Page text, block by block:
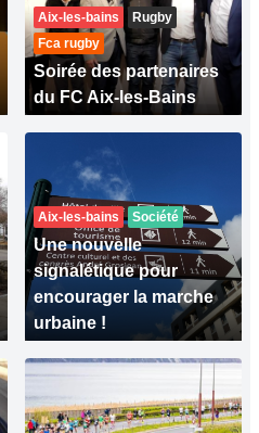
Aix-les-bains
Rugby
Fca rugby
Soirée des partenaires
du FC Aix-les-Bains
Aix-les-bains Société
Une nouvelle
signalétique pour
encourager la marche
urbaine !